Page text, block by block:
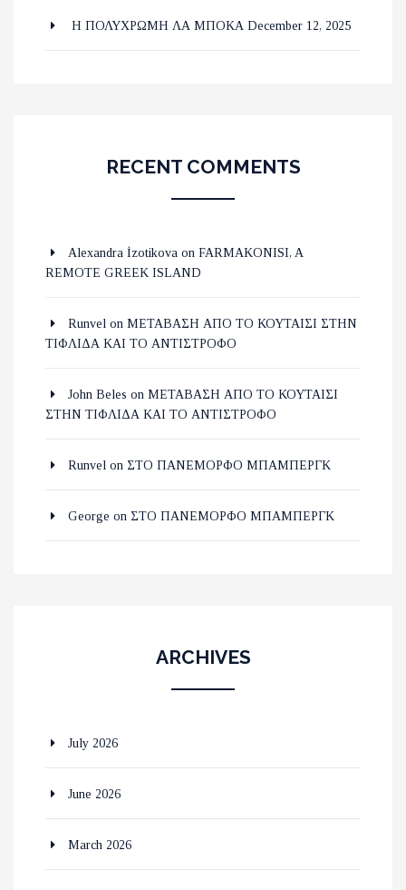
Η ΠΟΛΥΧΡΩΜΗ ΛΑ ΜΠΟΚΑ December 12, 2025
RECENT COMMENTS
Alexandra İzotikova on FARMAKONISI, A
REMOTE GREEK ISLAND
Runvel on ΜΕΤΑΒΑΣΗ ΑΠΟ ΤΟ ΚΟΥΤΑΙΣΙ ΣΤΗΝ
ΤΙΦΛΙΔΑ ΚΑΙ ΤΟ ΑΝΤΙΣΤΡΟΦΟ
John Beles on ΜΕΤΑΒΑΣΗ ΑΠΟ ΤΟ ΚΟΥΤΑΙΣΙ
ΣΤΗΝ ΤΙΦΛΙΔΑ ΚΑΙ ΤΟ ΑΝΤΙΣΤΡΟΦΟ
Runvel on ΣΤΟ ΠΑΝΕΜΟΡΦΟ ΜΠΑΜΠΕΡΓΚ
George on ΣΤΟ ΠΑΝΕΜΟΡΦΟ ΜΠΑΜΠΕΡΓΚ
ARCHIVES
July 2026
June 2026
March 2026